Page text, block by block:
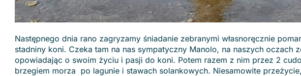
Następnego dnia rano zagryzamy śniadanie zebranymi własnoręcznie
stadniny koni. Czeka tam na nas sympatyczny Manolo, na naszych oczach
opowiadając o swoim życiu i pasji do koni. Potem razem z nim przez 2
brzegiem morza po lagunie i stawach solankowych. Niesamowite